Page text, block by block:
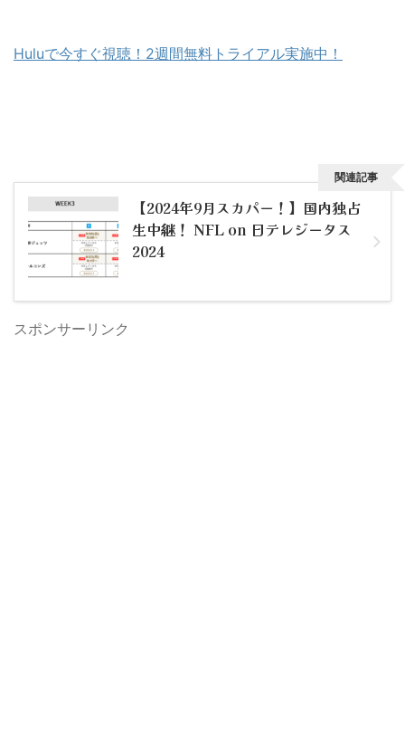
Huluで今すぐ視聴！2週間無料トライアル実施中！
【2024年9月スカパー！】国内独占
生中継！ NFL on 日テレジータス
2024
関連記事
スポンサーリンク